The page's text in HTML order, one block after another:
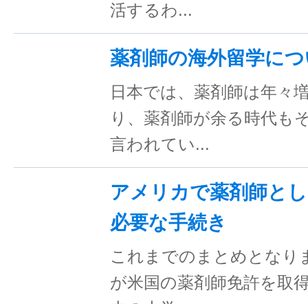
活するわ...
薬剤師の海外留学に
日本では、薬剤師は年々
り、薬剤師が余る時代も
言われてい...
アメリカで薬剤師と
必要な手続き
これまでのまとめとなり
が米国の薬剤師免許を取